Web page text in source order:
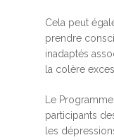
Cela peut
prendre
inadaptés
la colère
Le
participants
les